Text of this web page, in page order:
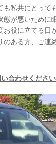
も私共にとって
態が悪いために
お役に立てる日
のある方、ご連
合わせください